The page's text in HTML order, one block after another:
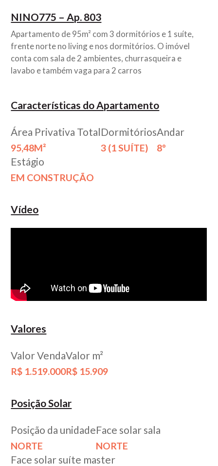
NINO775 – Ap. 803
Apartamento de 95m² com 3 dormitórios e 1 suíte,
frente norte no living e nos dormitórios. O imóvel
conta com sala de 2 ambientes, churrasqueira e
lavabo e também vaga para 2 carros
Características do Apartamento
Área Privativa Total
95,48M²
Dormitórios
3 (1 SUÍTE)
Andar
8º
Estágio
EM CONSTRUÇÃO
Vídeo
Valores
Valor Venda
R$ 1.519.000
Valor m²
R$ 15.909
Posição Solar
Posição da unidade
NORTE
Face solar sala
NORTE
Face solar suíte master